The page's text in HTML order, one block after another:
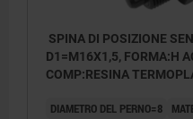
SPINA DI POSIZIONE
D1=M16X1,5, FORMA:H
COMP:RESINA
DIAMETRO DEL PERNO=8